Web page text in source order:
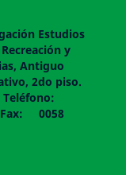
Estudios
y
Antiguo
2do piso.
Teléfono:
0058